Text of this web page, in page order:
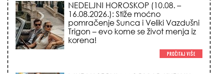
NEDELJNI HOROSKOP (10.08. –
16.08.2026.): Stiže moćno
pomračenje Sunca i Veliki Vazdušni
Trigon – evo kome se život menja iz
korena!